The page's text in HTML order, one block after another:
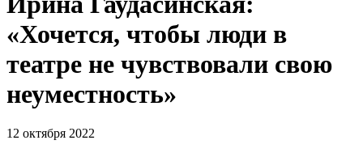
«Хочется, чтобы люди в
театре не чувствовали свою
неуместность»
12 октября 2022